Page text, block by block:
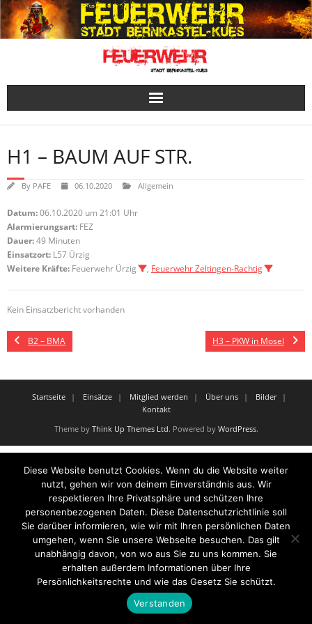
Skip
to
content
H1 – BAUM AUF STR.
By PAFE 06.10.2020 Allgemein
Datum:06.10.2020 um 21:01 Uhr
Alarmierungsart: FEZ
Dauer:49 Minuten
Einsatzort: L57 Ürzig
Weitere Kräfte: Feuerwehr Ürzig , Feuerwehr Zeltingen-Rachtig
Kein Einsatzbericht vorhanden
B2 – BMA H3 – PKW in Mosel
Startseite Einsätze Mitglied werden Über uns
Bilder
Kontakt
Theme by Think Up Themes Ltd. Powered by WordPress.
Diese Website benutzt Cookies. Wenn du die Website weiter
nutzt, gehen wir von deinem Einverständnis aus. Wir
respektieren Ihre Privatsphäre und schützen Ihre
personenbezogenen Daten. Diese Datenschutzrichtlinie soll
Sie darüber informieren, wie wir mit Ihren persönlichen Daten
umgehen, wenn Sie unsere Webseite besuchen. Das gilt
unabhängig davon, von wo aus Sie zu uns kommen. Sie
erhalten außerdem Informationen über Ihre
Persönlichkeitsrechte und wie das Gesetz Sie schützt.
Verstanden